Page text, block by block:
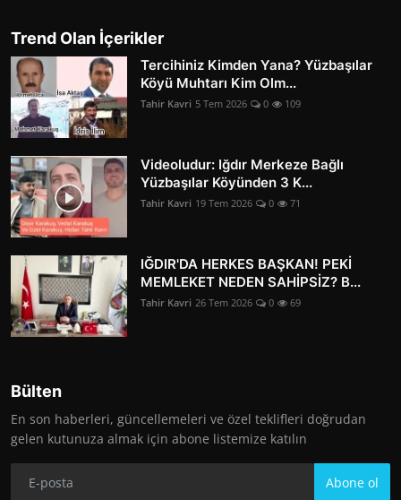
Trend Olan İçerikler
Tercihiniz Kimden Yana? Yüzbaşılar
Köyü Muhtarı Kim Olm...
Tahir Kavri 5 Tem 2026 0 109
Videoludur: Iğdır Merkeze Bağlı
Yüzbaşılar Köyünden 3 K...
Tahir Kavri 19 Tem 2026 0 71
IĞDIR'DA HERKES BAŞKAN! PEKİ
MEMLEKET NEDEN SAHİPSİZ? B...
Tahir Kavri 26 Tem 2026 0 69
Bülten
En son haberleri, güncellemeleri ve özel teklifleri doğrudan
gelen kutunuza almak için abone listemize katılın
Abone ol